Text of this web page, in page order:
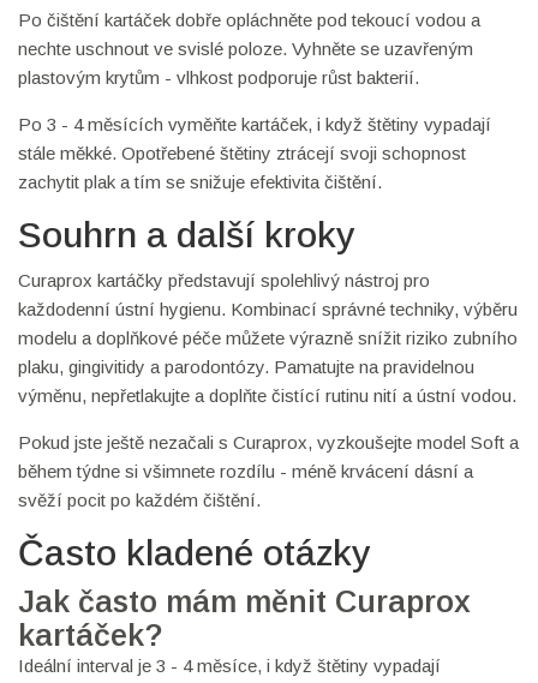
Po čištění kartáček dobře opláchněte pod tekoucí vodou a
nechte uschnout ve svislé poloze. Vyhněte se uzavřeným
plastovým krytům - vlhkost podporuje růst bakterií.
Po 3 - 4 měsících vyměňte kartáček, i když štětiny vypadají
stále měkké. Opotřebené štětiny ztrácejí svoji schopnost
zachytit plak a tím se snižuje efektivita čištění.
Souhrn a další kroky
Curaprox kartáčky představují spolehlivý nástroj pro
každodenní ústní hygienu. Kombinací správné techniky, výběru
modelu a doplňkové péče můžete výrazně snížit riziko zubního
plaku, gingivitidy a parodontózy. Pamatujte na pravidelnou
výměnu, nepřetlakujte a doplňte čistící rutinu nití a ústní vodou.
Pokud jste ještě nezačali s Curaprox, vyzkoušejte model Soft a
během týdne si všimnete rozdílu - méně krvácení dásní a
svěží pocit po každém čištění.
Často kladené otázky
Jak často mám měnit Curaprox
kartáček?
Ideální interval je 3 - 4 měsíce, i když štětiny vypadají